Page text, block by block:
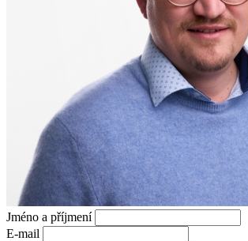
Jméno a příjmení
E-mail